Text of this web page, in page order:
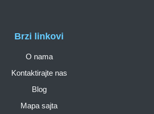
Brzi linkovi
O nama
Kontaktirajte nas
Blog
Mapa sajta